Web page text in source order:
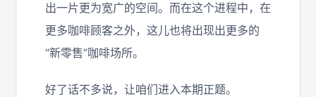
出一片更为宽广的空间。而在这个进程中，在
更多咖啡顾客之外，这儿也将出现出更多的
“新零售”咖啡场所。
好了话不多说，让咱们进入本期正题。